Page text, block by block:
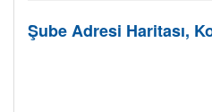
Şube Adresi Haritası,